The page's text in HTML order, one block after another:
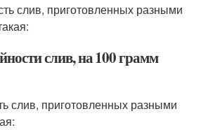
слив, приготовленных разными
слив, на 100 грамм
слив, приготовленных разными